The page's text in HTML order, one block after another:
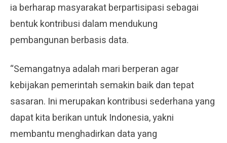
ia berharap masyarakat berpartisipasi sebagai
bentuk kontribusi dalam mendukung
pembangunan berbasis data.
“Semangatnya adalah mari berperan agar
kebijakan pemerintah semakin baik dan tepat
sasaran. Ini merupakan kontribusi sederhana yang
dapat kita berikan untuk Indonesia, yakni
membantu menghadirkan data yang